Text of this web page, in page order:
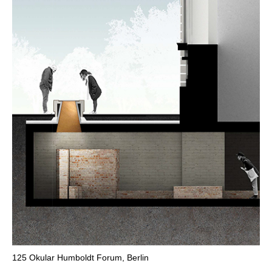
125 Okular Humboldt Forum, Berlin